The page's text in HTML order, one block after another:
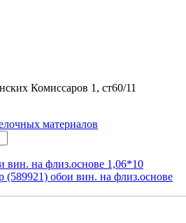
Комиссаров 1, ст60/11
вин. на флиз.основе 1,06*10
(589921) обои вин. на флиз.основе